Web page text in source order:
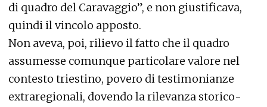
di quadro del Caravaggio”, e non giustificava,
quindi il vincolo apposto.
Non aveva, poi, rilievo il fatto che il quadro
assumesse comunque particolare valore nel
contesto triestino, povero di testimonianze
extraregionali, dovendo la rilevanza storico-